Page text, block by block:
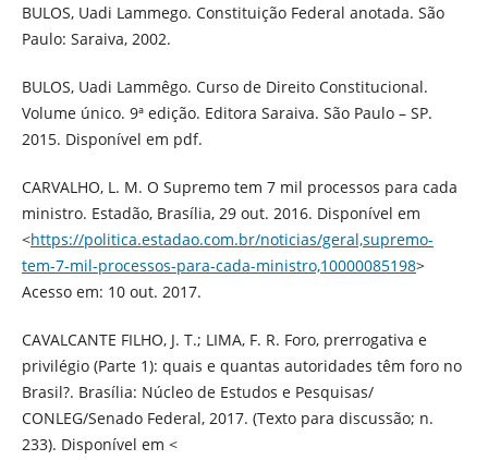
BULOS, Uadi Lammego. Constituição Federal anotada. São
Paulo: Saraiva, 2002.
BULOS, Uadi Lammêgo. Curso de Direito Constitucional.
Volume único. 9ª edição. Editora Saraiva. São Paulo – SP.
2015. Disponível em pdf.
CARVALHO, L. M. O Supremo tem 7 mil processos para cada
ministro. Estadão, Brasília, 29 out. 2016. Disponível em
<https://politica.estadao.com.br/noticias/geral,supremo-
tem-7-mil-processos-para-cada-ministro,10000085198>
Acesso em: 10 out. 2017.
CAVALCANTE FILHO, J. T.; LIMA, F. R. Foro, prerrogativa e
privilégio (Parte 1): quais e quantas autoridades têm foro no
Brasil?. Brasília: Núcleo de Estudos e Pesquisas/
CONLEG/Senado Federal, 2017. (Texto para discussão; n.
233). Disponível em <